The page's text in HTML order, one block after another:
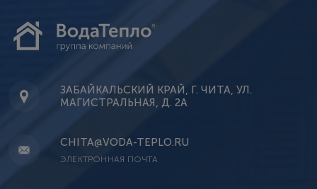
ЗАБАЙКАЛЬСКИЙ КРАЙ, Г. ЧИТА, УЛ.
МАГИСТРАЛЬНАЯ, Д. 2А
CHITA@VODA-TEPLO.RU
ЭЛЕКТРОННАЯ ПОЧТА